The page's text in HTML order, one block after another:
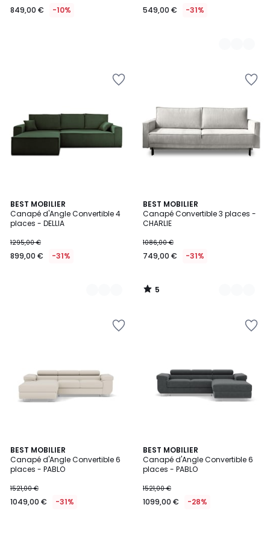
849,00 € -10% 549,00 € -31%
BEST MOBILIER
Canapé d'Angle Convertible 4
places - DELLIA
1295,00 €
899,00 € -31%
10
Couleurs
BEST MOBILIER
Canapé Convertible 3 places -
CHARLIE
1086,00 €
749,00 € -31%
5
/
5
2
Couleurs
5
/
BEST MOBILIER
Canapé d'Angle Convertible 6
places - PABLO
1521,00 €
1049,00 € -31%
BEST MOBILIER
Canapé d'Angle Convertible 6
places - PABLO
1521,00 €
1099,00 € -28%